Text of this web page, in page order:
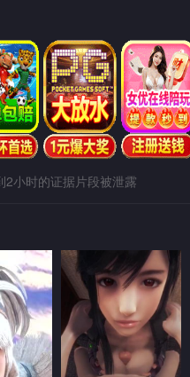
小时的证据片段被泄露